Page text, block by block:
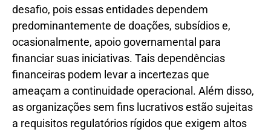
desafio, pois essas entidades dependem
predominantemente de doações, subsídios e,
ocasionalmente, apoio governamental para
financiar suas iniciativas. Tais dependências
financeiras podem levar a incertezas que
ameaçam a continuidade operacional. Além disso,
as organizações sem fins lucrativos estão sujeitas
a requisitos regulatórios rígidos que exigem altos